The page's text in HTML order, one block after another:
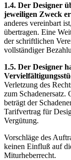
1.4. Der Designer
jeweiligen Zweck
anderes vereinbart
übertragen. Eine
der schriftlichen
vollständiger
1.5. Der Designer
Verletzung des
zum Schadenersatz.
beträgt der
Tarifvertrag für
Vergütung.
Vorschläge des
keinen Einfluß auf
Miturheberrecht.